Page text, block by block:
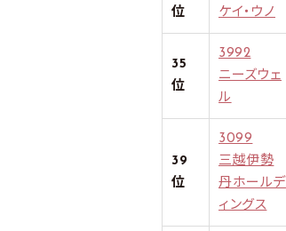
位
ケイ・ウノ
35
位
3992
ニーズウェ
ル
39
位
3099
三越伊勢
丹ホールデ
ィングス